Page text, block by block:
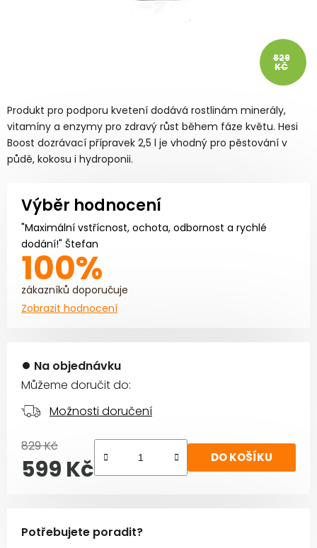
Produkt pro podporu kvetení dodává rostlinám minerály,
vitamíny a enzymy pro zdravý růst během fáze květu. Hesi
Boost dozrávací přípravek 2,5 l je vhodný pro pěstování v
půdě, kokosu i hydroponii.
Výběr hodnocení
"Maximální vstřícnost, ochota, odbornost a rychlé
dodání!" Štefan
100%
zákazníků doporučuje
Zobrazit hodnocení
Na objednávku
Můžeme doručit do:
Možnosti doručení
829 Kč
599 Kč DO KOŠÍKU
Potřebujete poradit?
829
KČ